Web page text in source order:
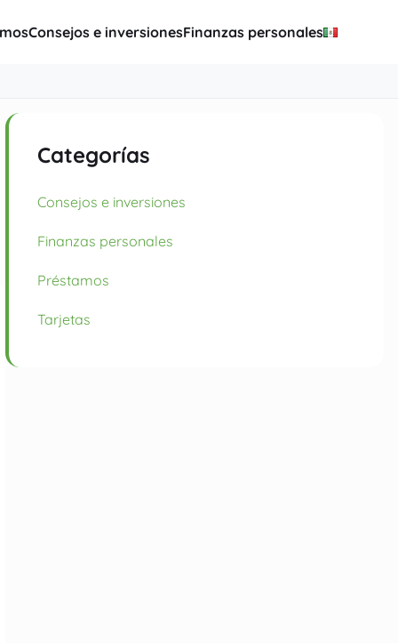
Consejos e inversionesFinanzas personales
Categorías
Consejos e inversiones
Finanzas personales
Préstamos
Tarjetas